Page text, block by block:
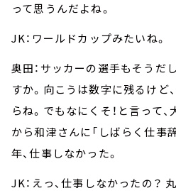
って思うんだよね。
JK：ワールドカップみたいね。
奥田：サッカーの選手もそうだ
すか。向こうは数字に残るけど
らね。でもなにくそ！と言って
から和津さんに「しばらく仕事
年、仕事しなかった。
JK：えっ、仕事しなかったの？